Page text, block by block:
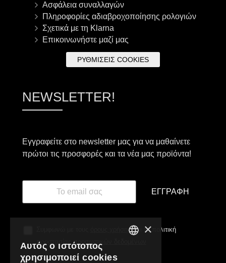
Ασφάλεια συναλλαγών
Πληροφορίες αδιαβροχοποίησης ρολογιών
Σχετικά με τη Klarna
Επικοινωνήστε μαζί μας
ΡΥΘΜΊΣΕΙΣ COOKIES
NEWSLETTER!
Εγγραφείτε στο newsletter μας για να μαθαίνετε
πρώτοι τις προσφορές και τα νέα μας προϊόντα!
ΕΓΓΡΑΦΉ
όρους χρήσηςκαι τη πολιτική
προστασίας προσωπικών δεδομένων
×
Αυτός ο ιστότοπος
χρησιμοποιεί cookies